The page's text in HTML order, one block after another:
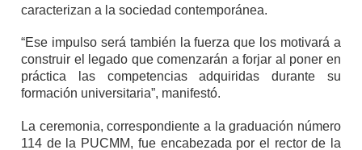
caracterizan a la sociedad contemporánea.
“Ese impulso será también la fuerza que los motivará a
construir el legado que comenzarán a forjar al poner en
práctica las competencias adquiridas durante su
formación universitaria”, manifestó.
La ceremonia, correspondiente a la graduación número
114 de la PUCMM, fue encabezada por el rector de la